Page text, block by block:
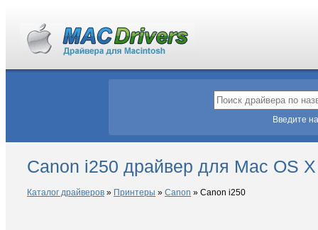
Введите
Canon i250 драйвер для Mac OS X
Каталог драйверов » Принтеры » Canon » Canon i250